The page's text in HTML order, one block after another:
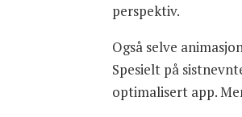
perspektiv.
Også selve
Spesielt på
optimalisert app.